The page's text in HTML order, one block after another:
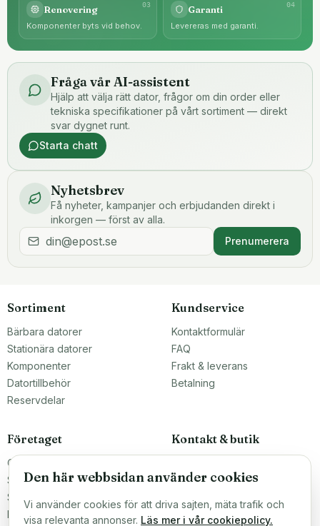
03
Renovering
Komponenter byts vid behov.
04
Garanti
Levereras med garanti.
Fråga vår AI-assistent
Hjälp att välja rätt dator, frågor om din order eller
tekniska specifikationer på vårt sortiment — direkt
svar dygnet runt.
Starta chatt
Nyhetsbrev
Få nyheter, kampanjer och erbjudanden direkt i
inkorgen — först av alla.
Prenumerera
Sortiment
Bärbara datorer
Stationära datorer
Komponenter
Datortillbehör
Reservdelar
Kundservice
Kontaktformulär
FAQ
Frakt & leverans
Betalning
Företaget
Om oss
Större inköp?
Sälj till oss
Köpvillkor
Kontakt & butik
Malmö, Sverige
ÖPPETTIDER
Den här webbsidan använder cookies
Vi använder cookies för att driva sajten, mäta trafik och
visa relevanta annonser. Läs mer i vår cookiepolicy.